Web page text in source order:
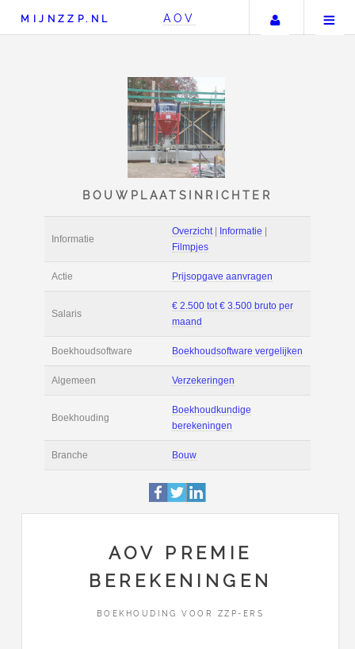
MIJNZZP.NL AOV Uw
Actie
Boekhoudsoftware
Boekhouding
berekeningen
AOV PREMIE
BEREKENINGEN
BOEKHOUDING VOOR ZZP-ERS